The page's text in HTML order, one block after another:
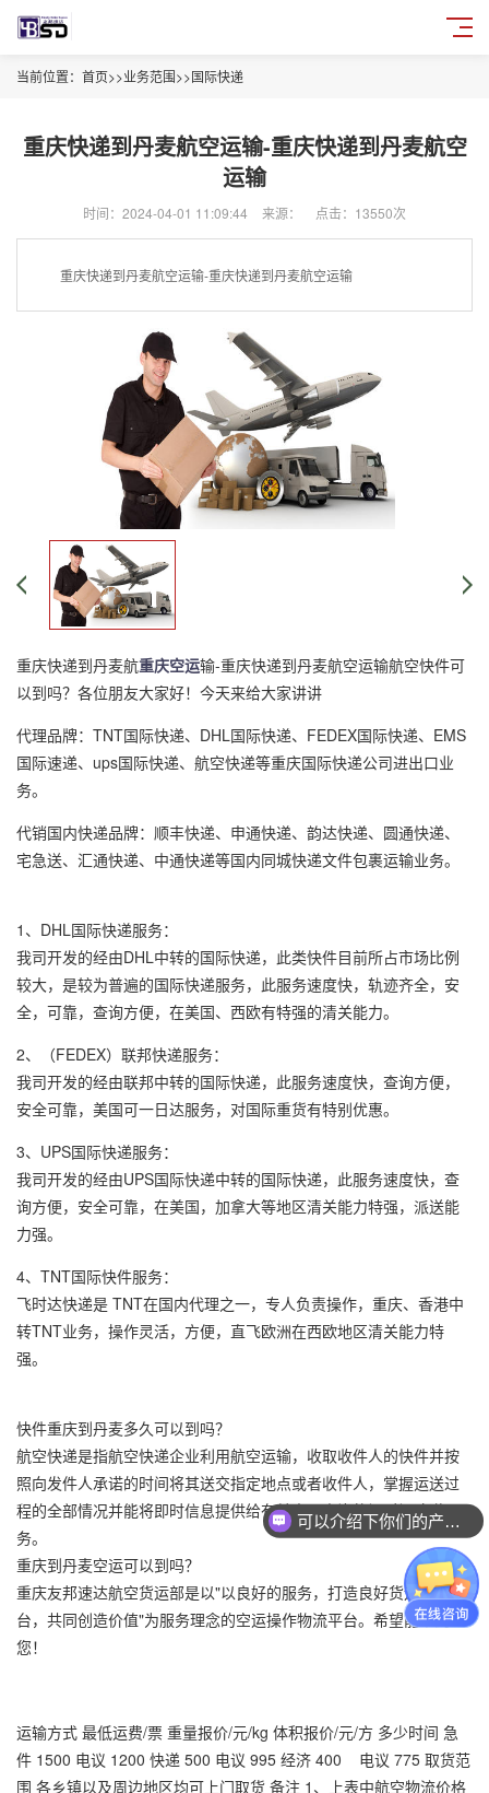
当前位置： 首页>>业务范围>>国际快递
重庆快递到丹麦航空运输-重庆快递到丹麦航空
运输
时间：2024-04-01 11:09:44 来源： 点击：13550次
重庆快递到丹麦航空运输-重庆快递到丹麦航空运输
重庆快递到丹麦航重庆空运输-重庆快递到丹麦航空运输航空快件可
以到吗？各位朋友大家好！今天来给大家讲讲
代理品牌：TNT国际快递、DHL国际快递、FEDEX国际快递、EMS
国际速递、ups国际快递、航空快递等重庆国际快递公司进出口业
务。
代销国内快递品牌：顺丰快递、申通快递、韵达快递、圆通快递、
宅急送、汇通快递、中通快递等国内同城快递文件包裹运输业务。
1、DHL国际快递服务：
我司开发的经由DHL中转的国际快递，此类快件目前所占市场比例
较大，是较为普遍的国际快递服务，此服务速度快，轨迹齐全，安
全，可靠，查询方便，在美国、西欧有特强的清关能力。
2、（FEDEX）联邦快递服务：
我司开发的经由联邦中转的国际快递，此服务速度快，查询方便，
安全可靠，美国可一日达服务，对国际重货有特别优惠。
3、UPS国际快递服务：
我司开发的经由UPS国际快递中转的国际快递，此服务速度快，查
询方便，安全可靠，在美国，加拿大等地区清关能力特强，派送能
力强。
4、TNT国际快件服务：
飞时达快递是 TNT在国内代理之一，专人负责操作，重庆、香港中
转TNT业务，操作灵活，方便，直飞欧洲在西欧地区清关能力特
强。
快件重庆到丹麦多久可以到吗？
航空快递是指航空快递企业利用航空运输，收取收件人的快件并按
照向发件人承诺的时间将其送交指定地点或者收件人，掌握运送过
程的全部情况并能将即时信息提供给有关人员查询的门对门速递服
务。
重庆到丹麦空运可以到吗？
重庆友邦速达航空货运部是以"以良好的服务，打造良好货运托运平
台，共同创造价值"为服务理念的空运操作物流平台。希望能帮到
您！
运输方式 最低运费/票 重量报价/元/kg 体积报价/元/方 多少时间 急
件 1500 电议 1200 快递 500 电议 995 经济 400 电议 775 取货范
围 各乡镇以及周边地区均可上门取货 备注 1、上表中航空物流价格